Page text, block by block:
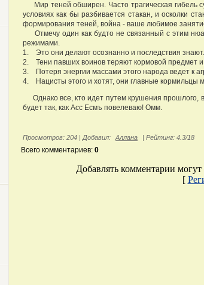
Мир теней обширен. Часто трагическая гибель
условиях как бы разбивается стакан, и осколки
формирования теней, война - ваше любимое
Отмечу один как будто не связанный с этим
режимами.
1. Это они делают осознанно и последствия знают.
2. Тени павших воинов теряют кормовой предмет
3. Потеря энергии массами этого народа ведет к
4. Нацисты этого и хотят, они главные кормильцы
Однако все, кто идет путем крушения прошлого,
будет так, как Асс Есмъ повелеваю! Омм.
Просмотров: 204 | Добавил: Аллана | Рейтинг: 4.3/18
Всего комментариев: 0
Добавлять комментарии могут
[